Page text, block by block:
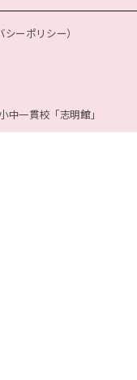
ーポリシー）
中一貫校「志明館」